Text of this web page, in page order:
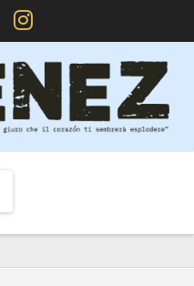
Instagram